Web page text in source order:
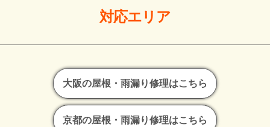
対応エリア
大阪の屋根・雨漏り修理はこちら
京都の屋根・雨漏り修理はこちら